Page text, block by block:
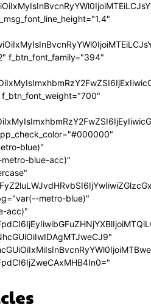
f_btn_font_family="394"
blue)"
metro-blue-acc)"
metro-blue)"
acc)"